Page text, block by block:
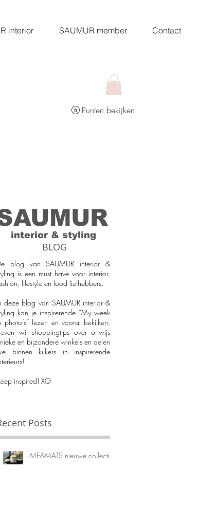
interior SAUMUR member Contact
Punten bekijken
interior & styling
BLOG
blog van SAUMUR interior &
is een must have voor interior,
lifestyle en food liefhebbers.
deze blog van SAUMUR interior &
kan je inspirerende “My week
photo’s” lezen en vooral bekijken,
wij shoppingtips over onwijs
en bijzondere winkels en delen
binnen kijkers in inspirerende
inspired! XO
Posts
ME&MATS nieuwe collectie